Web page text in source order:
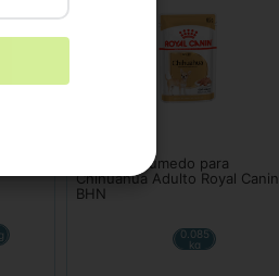
Alimento húmedo para
Chihuahua Adulto Royal Canin
BHN
0.085
kg